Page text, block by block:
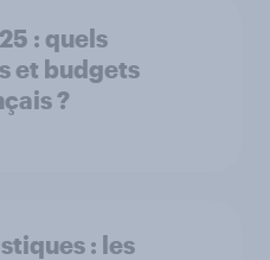
: quels
et budgets
?
: les